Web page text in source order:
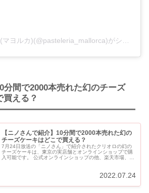
分間で2000本売れた幻のチーズ
える？
【ニノさんで紹介】10分間で2000本売れた幻の
チーズケーキはどこで買える？
7月24日放送の「ニノさん」で紹介されたクリオロの幻の
チーズケーキは、東京の実店舗とオンラインショップで購
入可能です。 公式オンラインショップの他、楽天市場、
2022.07.24